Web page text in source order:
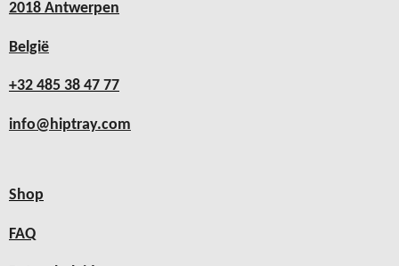
2018 Antwerpen
België
+32 485 38 47 77
info@hiptray.com
Shop
FAQ